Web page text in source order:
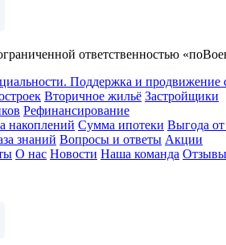
ответственностью
Поддержка и продвижение
Вторичное жильё Застройщики
Рефинансирование
накоплений Сумма ипотеки Выгода
знаний Вопросы и ответы Акции
О нас Новости Наша команда Отзывы